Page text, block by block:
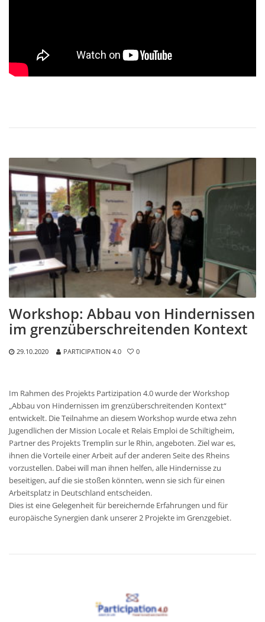
Workshop: Abbau von Hindernissen
im grenzüberschreitenden Kontext
29.10.2020 PARTICIPATION 4.0 0
Im Rahmen des Projekts Partizipation 4.0 wurde der Workshop
„Abbau von Hindernissen im grenzüberschreitenden Kontext“
entwickelt. Die Teilnahme an diesem Workshop wurde etwa zehn
Jugendlichen der Mission Locale et Relais Emploi de Schiltigheim,
Partner des Projekts Tremplin sur le Rhin, angeboten. Ziel war es,
ihnen die Vorteile einer Arbeit auf der anderen Seite des Rheins
vorzustellen. Dabei will man ihnen helfen, alle Hindernisse zu
beseitigen, auf die sie stoßen könnten, wenn sie sich für einen
Arbeitsplatz in Deutschland entscheiden.
Dies ist eine Gelegenheit für bereichernde Erfahrungen und für
europäische Synergien dank unserer 2 Projekte im Grenzgebiet.